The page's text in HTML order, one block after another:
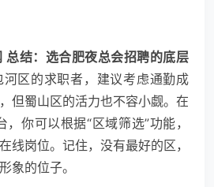
总结：选合肥夜总会招聘的底层
区的求职者，建议考虑通勤成
但蜀山区的活力也不容小觑。在
你可以根据“区域筛选”功能，
线岗位。记住，没有最好的区，
象的位子。